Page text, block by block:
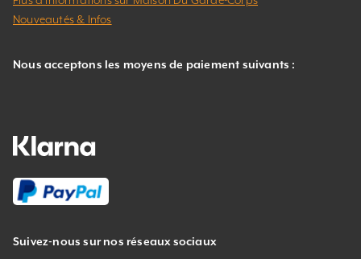
Nouveautés & Infos
Nous acceptons les moyens de paiement suivants :
Suivez-nous sur nos réseaux sociaux